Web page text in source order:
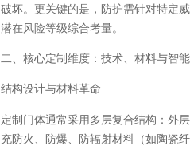
破坏。更关键的是，防护需针对特定
潜在风险等级综合考量。
二、核心定制维度：技术、材料与智
结构设计与材料革命
定制门体通常采用多层复合结构：外
充防火、防爆、防辐射材料（如陶瓷